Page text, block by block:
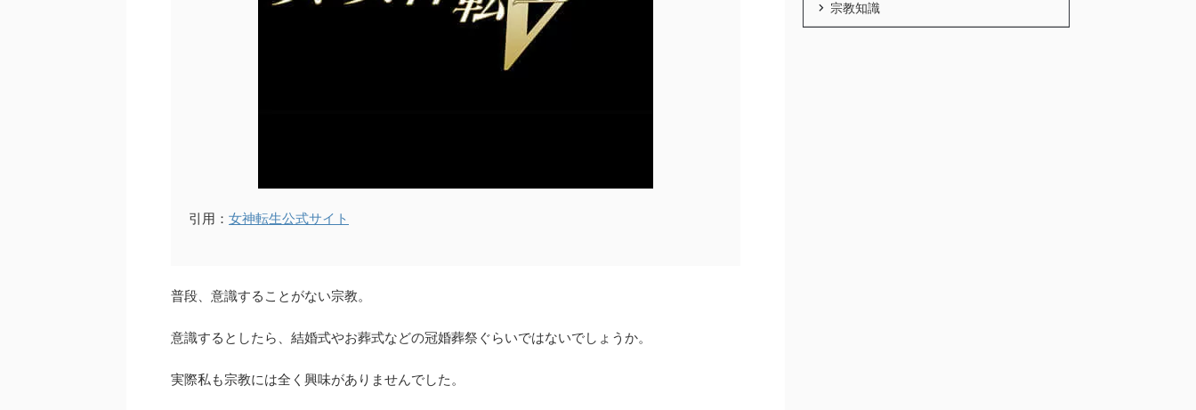
引用： 女神転生公式サイト
普段、意識することがない宗教。
意識するとしたら、結婚式やお葬式などの冠婚葬祭ぐらいではないでしょうか。
実際私も宗教には全く興味がありませんでした。
宗教知識